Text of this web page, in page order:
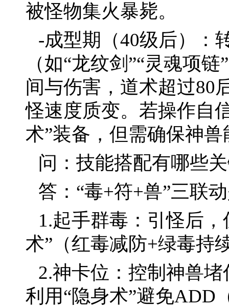
被怪物集火暴毙。
-成型期（40级后）：
（如“龙纹剑”“灵魂项
间与伤害，道术超过80
怪速度质变。若操作自
术”装备，但需确保神
问：技能搭配有哪些
答：“毒+符+兽”三联
1.起手群毒：引怪后
术”（红毒减防+绿毒持
2.神卡位：控制神兽
利用“隐身术”避免ADD